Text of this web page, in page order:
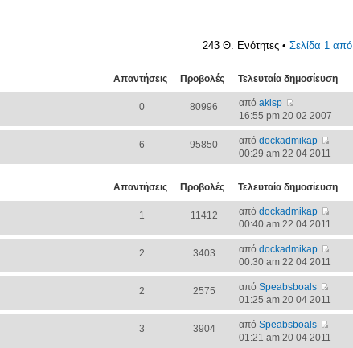
243 Θ. Ενότητες • Σελίδα 1από
Απαντήσεις Προβολές
Τελευταία δημοσίευση
0 80996 απόakisp
16:55 pm 20 02 2007
6 95850 απόdockadmikap
00:29 am 22 04 2011
Απαντήσεις Προβολές
Τελευταία δημοσίευση
1 11412 απόdockadmikap
00:40 am 22 04 2011
2 3403 απόdockadmikap
00:30 am 22 04 2011
2 2575 απόSpeabsboals
01:25 am 20 04 2011
3 3904 απόSpeabsboals
01:21 am 20 04 2011